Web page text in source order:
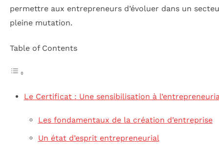
permettre aux entrepreneurs d’évoluer dans un
pleine mutation.
Table of Contents
Le Certificat : Une sensibilisation à
Les fondamentaux de la création d’entreprise
Un état d’esprit entrepreneurial